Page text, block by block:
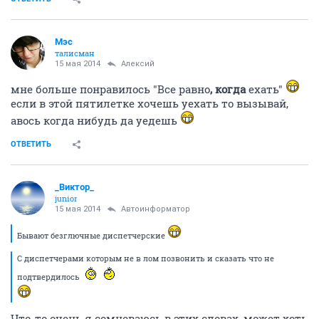
Мэс
талисман
15 мая 2014 Алексий
мне больше понравилось "Все равно, когдаехать"
если в этой пятилетке хочешь уехать то вызывай,
авось когда нибудь да уедешь
ОТВЕТИТЬ
_Виктор_
juniоr
15 мая 2014 Автоинформатор
Бывают безглючные диспетчерские
С диспетчерами которым не в лом позвонить и сказать что не
подтвердилось